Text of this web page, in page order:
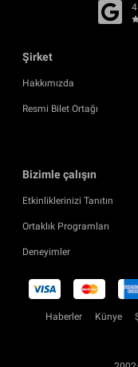
Şirket
Hakkımızda
Resmi Bilet Ortağı
Bizimle çalışın
Etkinliklerinizi Tanıtın
Ortaklık Programları
Deneyimler
Haberler Künye